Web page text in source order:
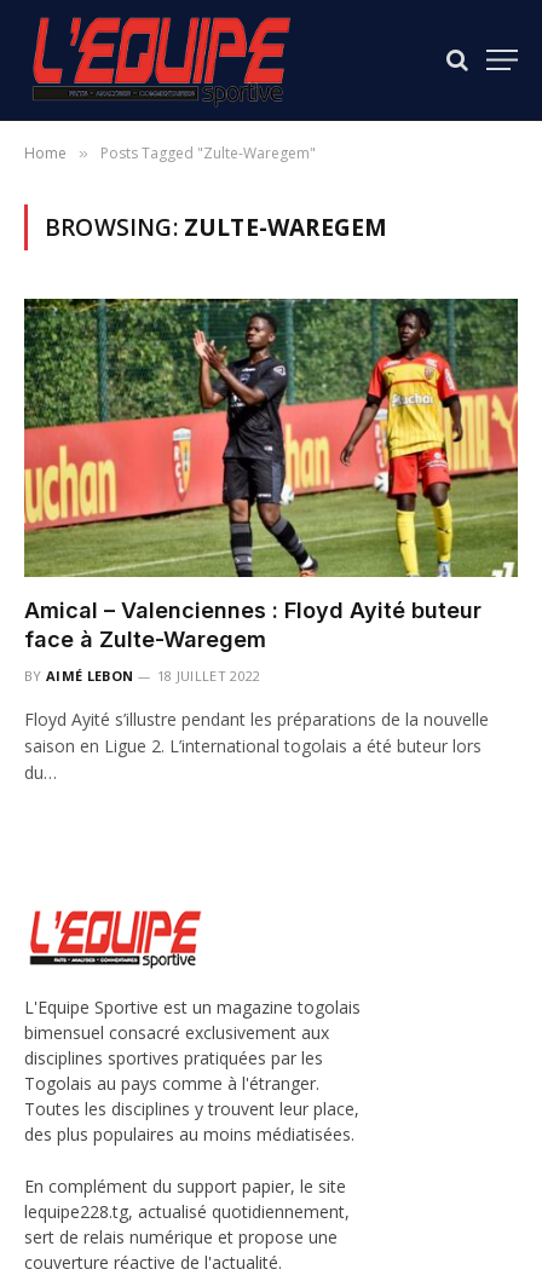
Home » Posts Tagged "Zulte-Waregem"
BROWSING: ZULTE-WAREGEM
Amical – Valenciennes : Floyd Ayité buteur
face à Zulte-Waregem
BY AIMÉ LEBON 18 JUILLET 2022
Floyd Ayité s’illustre pendant les préparations de la nouvelle
saison en Ligue 2. L’international togolais a été buteur lors
du…
L'Equipe Sportive est un magazine togolais
bimensuel consacré exclusivement aux
disciplines sportives pratiquées par les
Togolais au pays comme à l'étranger.
Toutes les disciplines y trouvent leur place,
des plus populaires au moins médiatisées.
En complément du support papier, le site
lequipe228.tg, actualisé quotidiennement,
sert de relais numérique et propose une
couverture réactive de l'actualité.